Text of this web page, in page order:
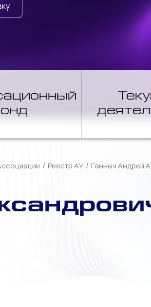
/ Реестр АУ / Ганныч Андрей